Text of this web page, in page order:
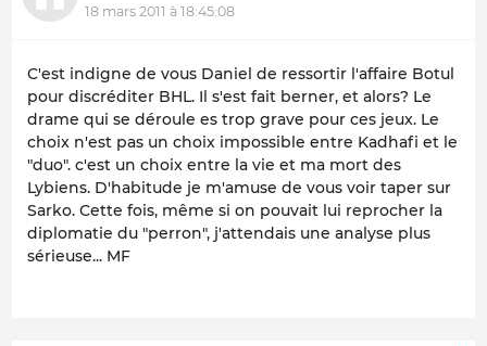
18 mars 2011 à 18:45:08
C'est indigne de vous Daniel de ressortir l'affaire Botul
pour discréditer BHL. Il s'est fait berner, et alors? Le
drame qui se déroule es trop grave pour ces jeux. Le
choix n'est pas un choix impossible entre Kadhafi et le
"duo". c'est un choix entre la vie et ma mort des
Lybiens. D'habitude je m'amuse de vous voir taper sur
Sarko. Cette fois, même si on pouvait lui reprocher la
diplomatie du "perron", j'attendais une analyse plus
sérieuse... MF